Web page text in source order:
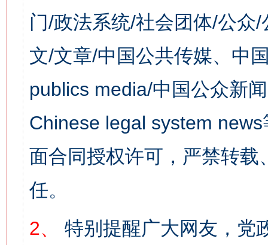
门/政法系统/社会团体/公众
文/文章/中国公共传媒、中
publics media/中国公众新
Chinese legal system
面合同授权许可，严禁转
任。
2、
特别提醒广大网友，党